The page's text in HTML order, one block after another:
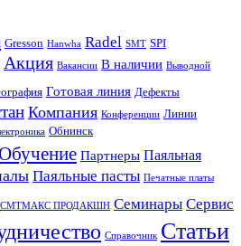
Gresson Hanwha Radel SMT SPI
Акция Вакансии В наличии Выводной
Готовая линия Дефекты
Компания Конференции Линии
Обнинск
Партнеры Паяльная
Паяльные пасты Печатные платы
СМТМАКС ПРОДАКШН Семинары Сервис
Справочник Статьи